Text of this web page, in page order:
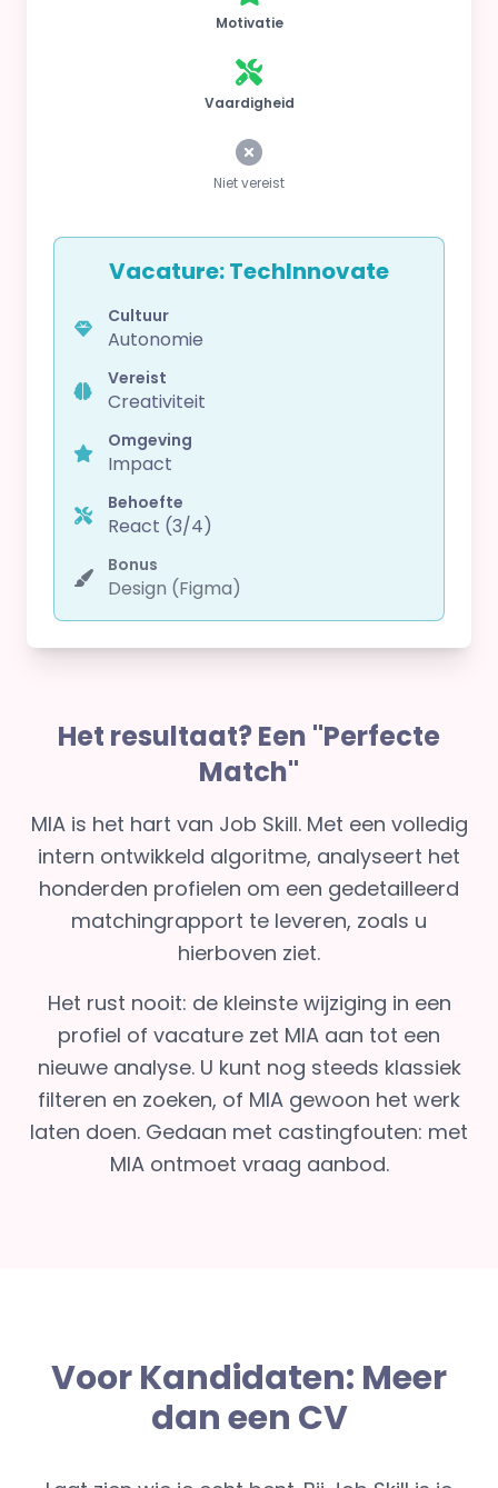
Motivatie
Vaardigheid
Niet vereist
Vacature: TechInnovate
Cultuur
Autonomie
Vereist
Creativiteit
Omgeving
Impact
Behoefte
React (3/4)
Bonus
Design (Figma)
Het resultaat? Een "Perfecte
Match"
MIA is het hart van Job Skill. Met een volledig
intern ontwikkeld algoritme, analyseert het
honderden profielen om een gedetailleerd
matchingrapport te leveren, zoals u
hierboven ziet.
Het rust nooit: de kleinste wijziging in een
profiel of vacature zet MIA aan tot een
nieuwe analyse. U kunt nog steeds klassiek
filteren en zoeken, of MIA gewoon het werk
laten doen. Gedaan met castingfouten: met
MIA ontmoet vraag aanbod.
Voor Kandidaten: Meer
dan een CV